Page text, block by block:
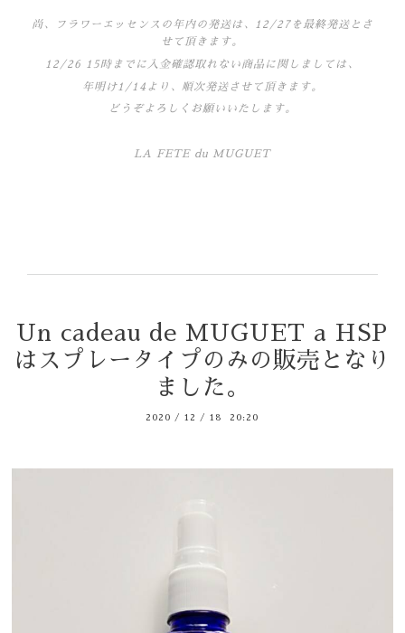
尚、フラワーエッセンスの年内の発送は、12/27を最終発送とさ
せて頂きます。
12/26 15時までに入金確認取れない商品に関しましては、
年明け1/14より、順次発送させて頂きます。
どうぞよろしくお願いいたします。
LA FETE du MUGUET
Un cadeau de MUGUET a HSP
はスプレータイプのみの販売となり
ました。
2020 /12 /18 20:20